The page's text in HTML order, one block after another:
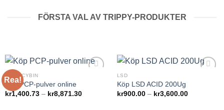
FÖRSTA VAL AV TRIPPY-PRODUKTER
Rea!
PSILOCYBIN
Köp PCP-pulver online
kr1,400.73 – kr8,871.30Prisintervall:
LSD
Köp LSD ACID 200Ug
kr900.00 – kr3,600.00